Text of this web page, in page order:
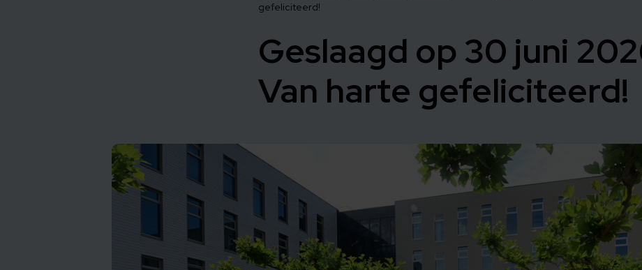
gefeliciteerd!
Geslaagd op 30 juni
Van harte gefeliciteerd!